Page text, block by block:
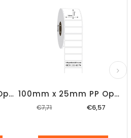
100mm x 20mm PP Opak Etiket 100mm x 25mm PP Opak Etiket
€6,57
€7,71